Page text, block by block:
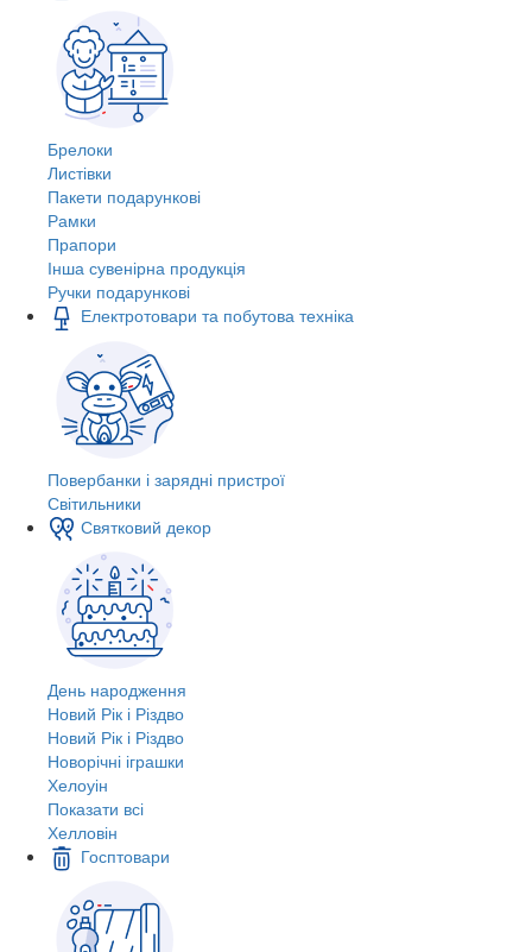
Брелоки
Листівки
Пакети подарункові
Рамки
Прапори
Інша сувенірна продукція
Ручки подарункові
Електротовари та побутова техніка
Повербанки і зарядні пристрої
Світильники
Святковий декор
День народження
Новий Рік і Різдво
Новий Рік і Різдво
Новорічні іграшки
Хелоуін
Показати всі
Хелловін
Госптовари